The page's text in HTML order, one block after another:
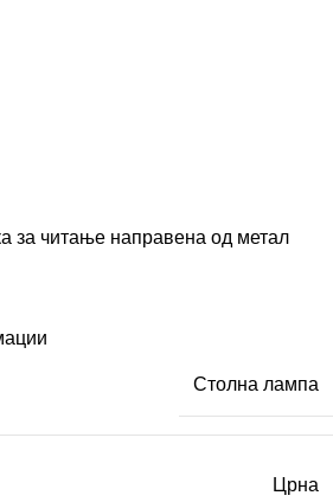
за читање направена од метал
Столна лампа
Црна